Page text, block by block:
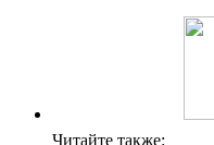
Читайте также: